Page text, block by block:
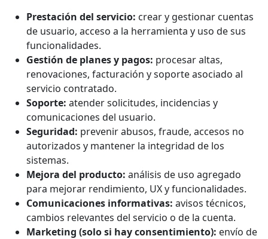
Prestación del servicio: crear y gestionar cuentas
de usuario, acceso a la herramienta y uso de sus
funcionalidades.
Gestión de planes y pagos: procesar altas,
renovaciones, facturación y soporte asociado al
servicio contratado.
Soporte: atender solicitudes, incidencias y
comunicaciones del usuario.
Seguridad: prevenir abusos, fraude, accesos no
autorizados y mantener la integridad de los
sistemas.
Mejora del producto: análisis de uso agregado
para mejorar rendimiento, UX y funcionalidades.
Comunicaciones informativas: avisos técnicos,
cambios relevantes del servicio o de la cuenta.
Marketing (solo si hay consentimiento): envío de